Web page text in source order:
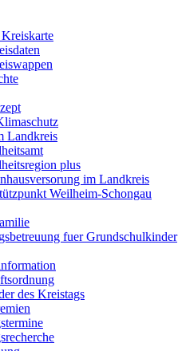
Landkreis
plus
im Landkreis
Weilheim-Schongau
fuer Grundschulkinder
des Kreistags